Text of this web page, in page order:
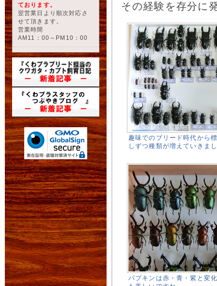
ております。
翌営業日より順次対応さ
せて頂きます。
営業時間
AM11：00～PM10：00
その経験を存分に
趣味でのブリード時代から
しずつ種類が増えていきま
パプキンは赤・青・紫と変